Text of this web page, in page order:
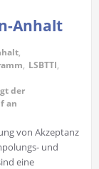
Anhalt
,
, LSBTTI,
der
an
von Akzeptanz
und
eine